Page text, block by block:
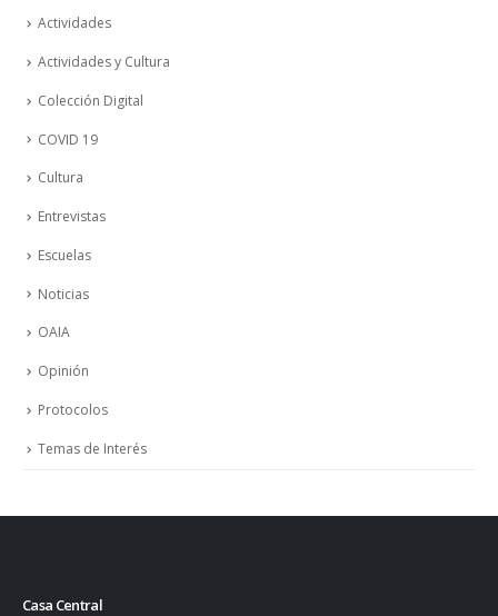
Actividades
Actividades y Cultura
Colección Digital
COVID 19
Cultura
Entrevistas
Escuelas
Noticias
OAIA
Opinión
Protocolos
Temas de Interés
Casa Central